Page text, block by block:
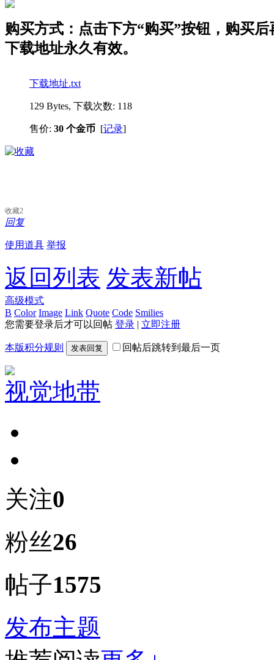
购买方式：点击下方“购买”按钮，购买
下载地址永久有效。
下载地址.txt
129 Bytes, 下载次数: 118
售价: 30 个金币 [记录]
收藏2
回复
使用道具 举报
返回列表 发表新帖
高级模式
B Color Image Link Quote Code Smilies
您需要登录后才可以回帖 登录 | 立即注册
本版积分规则 发表回复 回帖后跳转到最后一页
视觉地带
关注0
粉丝26
帖子1575
发布主题